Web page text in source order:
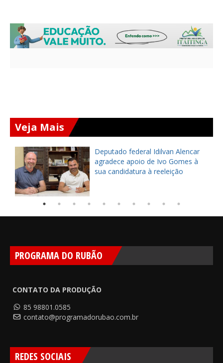
Veja Mais
Deputado federal Idilvan Alencar
agradece apoio de Ivo Gomes à
sua candidatura à reeleição
PROGRAMA DO RUBÃO
CONTATO DA PRODUÇÃO
85 98801.0585
contato@programadorubao.com.br
REDES SOCIAIS